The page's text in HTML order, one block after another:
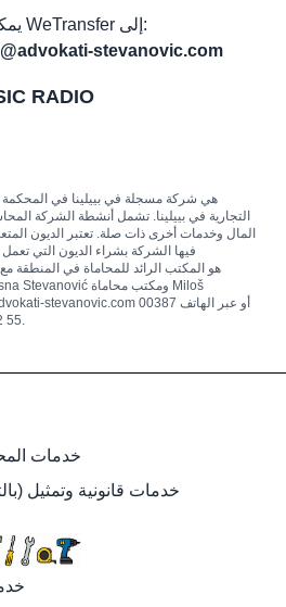
يمكن إرسال التسجيلات عبر WeTransfer إلى:
stevanovic.com
RADIO
التجارية في بييلينا. تشمل أنشطة الشركة
المال وخدمات أخرى ذات صلة. تعتبر الديون
فيها الشركة بشراء الديون التي
55 22 4444 أو 00 387 55 230 000.
خدمات
خدمات قانونية وتمثيل